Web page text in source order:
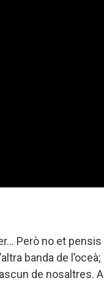
Però no et
banda de
de nosaltres.